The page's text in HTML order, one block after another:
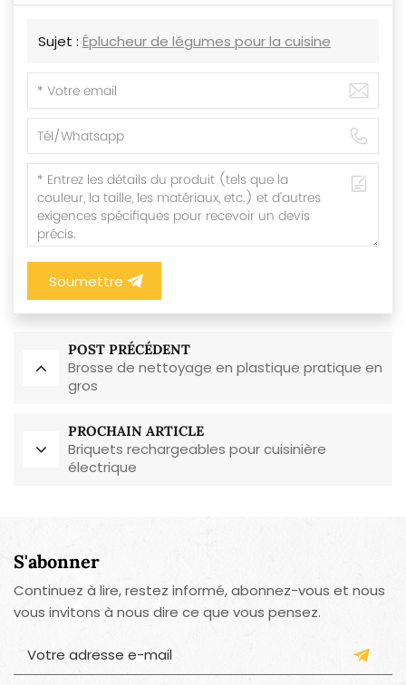
Sujet : Éplucheur de légumes pour la cuisine
Soumettre
POST PRÉCÉDENT
Brosse de nettoyage en plastique pratique en
gros
PROCHAIN ARTICLE
Briquets rechargeables pour cuisinière
électrique
S'abonner
Continuez à lire, restez informé, abonnez-vous et nous
vous invitons à nous dire ce que vous pensez.